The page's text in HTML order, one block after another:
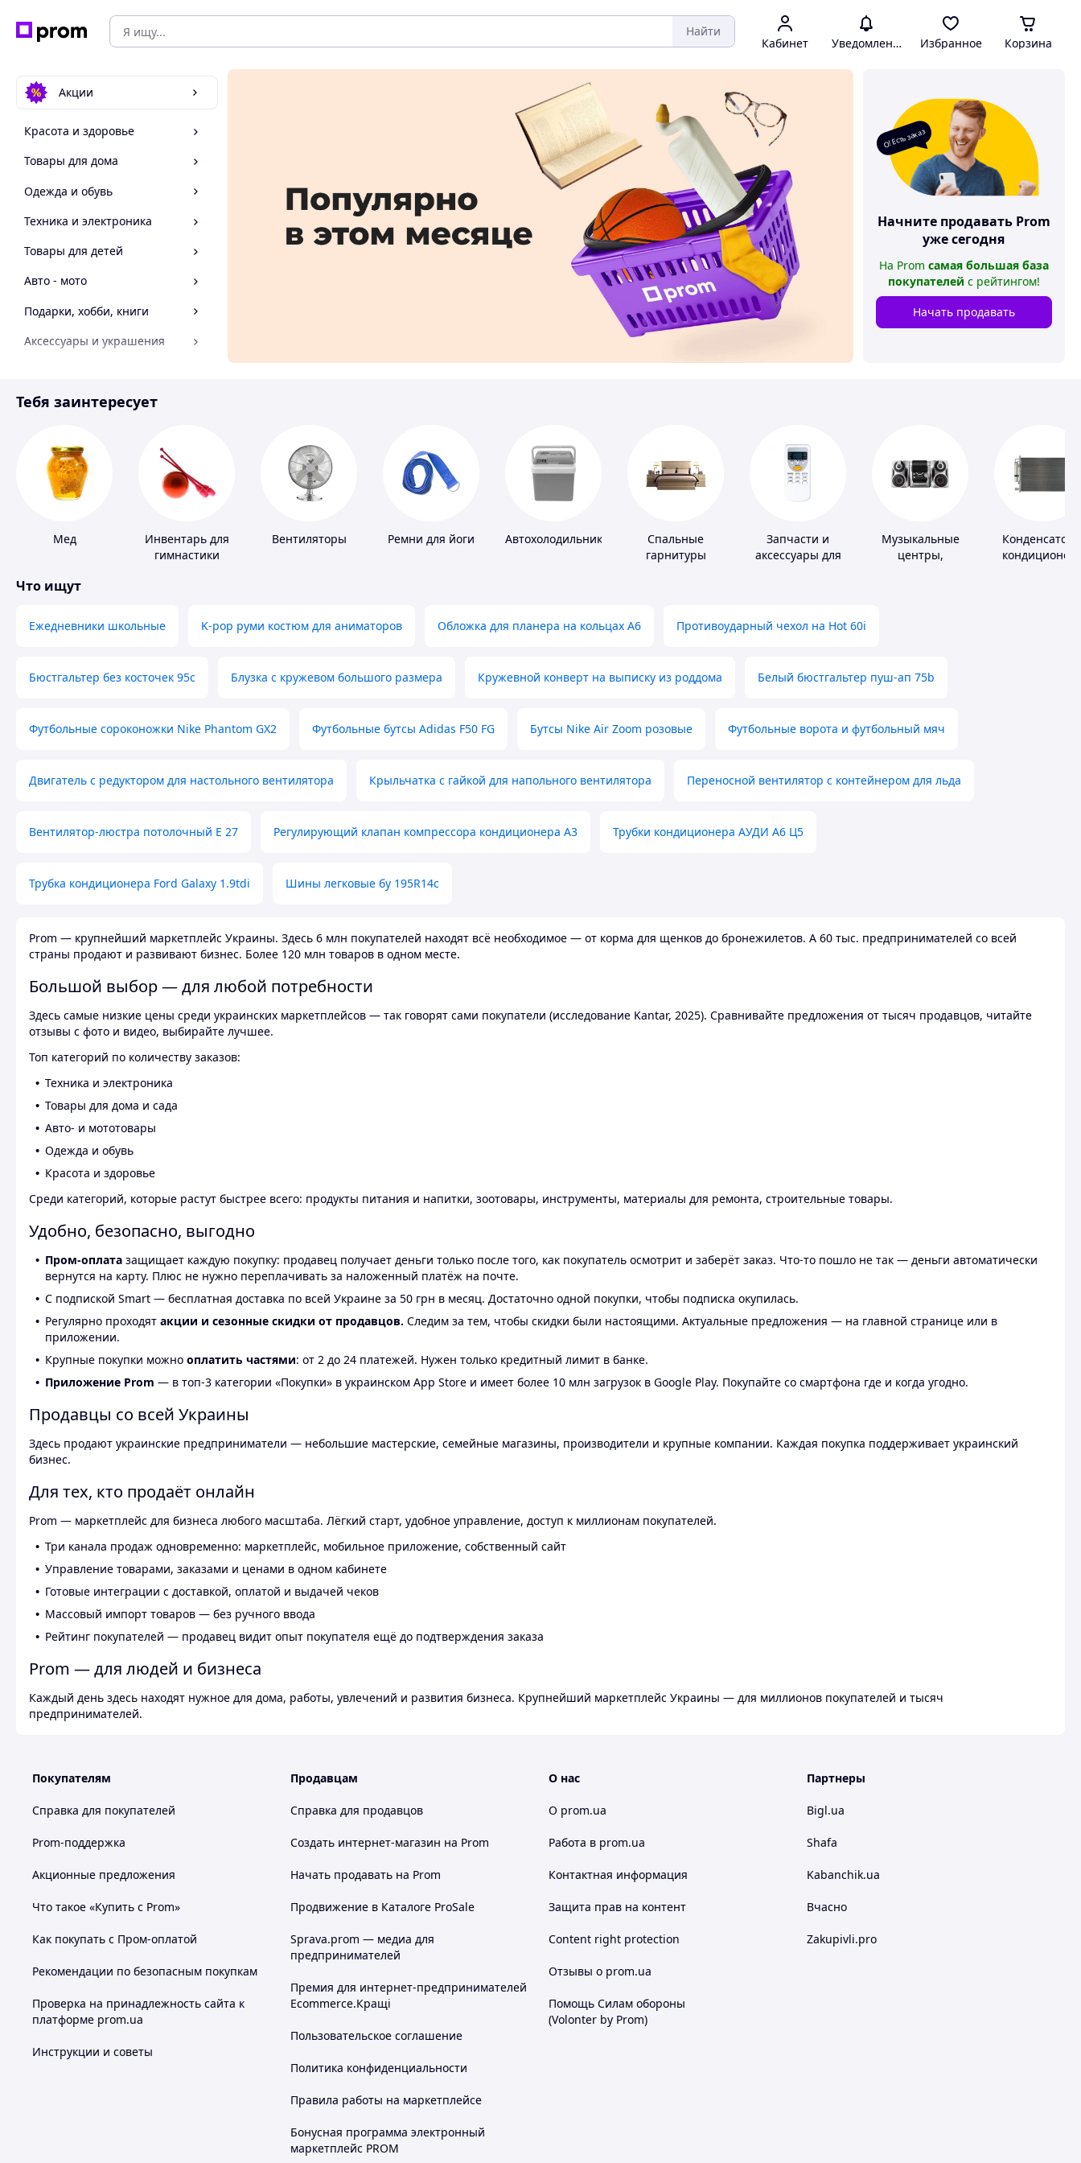
Найти
Кабинет Уведомления Избранное Корзина
Акции
Красота и здоровье
Товары для дома
Одежда и обувь
Техника и электроника
Товары для детей
Авто - мото
Подарки, хобби, книги
Аксессуары и украшения
Спорт и отдых
О! Есть заказ
Начните продавать Prom
уже сегодня
На Prom самая большая база
покупателей с рейтингом!
Начать продавать
Тебя заинтересует
Мед
Инвентарь для
гимнастики
Вентиляторы Ремни для йоги Автохолодильники
Спальные
гарнитуры
Запчасти и
аксессуары для
Музыкальные
центры,
Что ищут
Ежедневники школьные K-pop руми костюм для аниматоров Обложка для планера на кольцах А6 Противоударный чехол на Hot 60i
Бюстгальтер без косточек 95с Блузка с кружевом большого размера Кружевной конверт на выписку из роддома Белый бюстгальтер пуш-ап 75b
Футбольные сороконожки Nike Phantom GX2 Футбольные бутсы Adidas F50 FG Бутсы Nike Air Zoom розовые Футбольные ворота и футбольный мяч
Двигатель с редуктором для настольного вентилятора Крыльчатка с гайкой для напольного вентилятора Переносной вентилятор с контейнером для льда
Вентилятор-люстра потолочный E 27 Регулирующий клапан компрессора кондиционера А3 Трубки кондиционера АУДИ А6 Ц5
Трубка кондиционера Ford Galaxy 1.9tdi Шины легковые бу 195R14c
Prom — крупнейший маркетплейс Украины. Здесь 6 млн покупателей находят всё необходимое — от корма для щенков до бронежилетов. А 60 тыс. предпринимателей со всей
страны продают и развивают бизнес. Более 120 млн товаров в одном месте.
Большой выбор — для любой потребности
Здесь самые низкие цены среди украинских маркетплейсов — так говорят сами покупатели (исследование Kantar, 2025). Сравнивайте предложения от тысяч продавцов, читайте
отзывы с фото и видео, выбирайте лучшее.
Топ категорий по количеству заказов:
Техника и электроника
Товары для дома и сада
Авто- и мототовары
Одежда и обувь
Красота и здоровье
Среди категорий, которые растут быстрее всего: продукты питания и напитки, зоотовары, инструменты, материалы для ремонта, строительные товары.
Удобно, безопасно, выгодно
Пром-оплата защищает каждую покупку: продавец получает деньги только после того, как покупатель осмотрит и заберёт заказ. Что-то пошло не так — деньги автоматически
вернутся на карту. Плюс не нужно переплачивать за наложенный платёж на почте.
С подпиской Smart — бесплатная доставка по всей Украине за 50 грн в месяц. Достаточно одной покупки, чтобы подписка окупилась.
Регулярно проходят акции и сезонные скидки от продавцов. Следим за тем, чтобы скидки были настоящими. Актуальные предложения — на главной странице или в
приложении.
Крупные покупки можно оплатить частями: от 2 до 24 платежей. Нужен только кредитный лимит в банке.
Приложение Prom — в топ-3 категории «Покупки» в украинском App Store и имеет более 10 млн загрузок в Google Play. Покупайте со смартфона где и когда угодно.
Продавцы со всей Украины
Здесь продают украинские предприниматели — небольшие мастерские, семейные магазины, производители и крупные компании. Каждая покупка поддерживает украинский
бизнес.
Для тех, кто продаёт онлайн
Prom — маркетплейс для бизнеса любого масштаба. Лёгкий старт, удобное управление, доступ к миллионам покупателей.
Три канала продаж одновременно: маркетплейс, мобильное приложение, собственный сайт
Управление товарами, заказами и ценами в одном кабинете
Готовые интеграции с доставкой, оплатой и выдачей чеков
Массовый импорт товаров — без ручного ввода
Рейтинг покупателей — продавец видит опыт покупателя ещё до подтверждения заказа
Prom — для людей и бизнеса
Каждый день здесь находят нужное для дома, работы, увлечений и развития бизнеса. Крупнейший маркетплейс Украины — для миллионов покупателей и тысяч
предпринимателей.
Покупателям
Справка для покупателей
Prom-поддержка
Акционные предложения
Что такое «Купить с Prom»
Как покупать с Пром-оплатой
Рекомендации по безопасным покупкам
Проверка на принадлежность сайта к
платформе prom.ua
Инструкции и советы
Продавцам
Справка для продавцов
Создать интернет-магазин на Prom
Начать продавать на Prom
Продвижение в Каталоге ProSale
Sprava.prom — медиа для
предпринимателей
Премия для интернет-предпринимателей
Ecommerce.Кращі
Пользовательское соглашение
Политика конфиденциальности
Правила работы на маркетплейсе
Бонусная программа электронный
маркетплейс PROM
О нас
О prom.ua
Работа в prom.ua
Контактная информация
Защита прав на контент
Content right protection
Отзывы о prom.ua
Помощь Силам обороны
(Volonter by Prom)
Партнеры
Bigl.ua
Shafa
Kabanchik.ua
Вчасно
Zakupivli.pro